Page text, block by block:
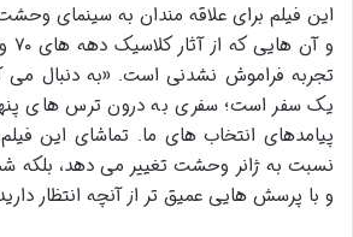
این فیلم برای علاقه مندان به سینمای
تجربه فراموش نشدنی است. «به دنبال می
یک سفر است؛ سفری به درون ترس های
پیامدهای انتخاب های ما. تماشای این
نسبت به ژانر وحشت تغییر می دهد، بلکه
و با پرسش هایی عمیق تر از آنچه انتظار